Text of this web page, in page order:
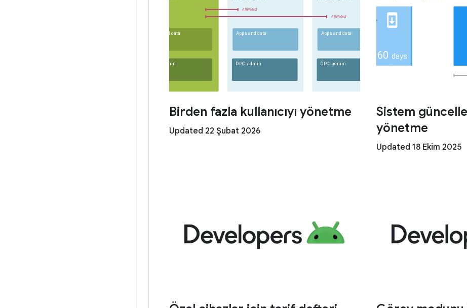
Birden fazla kullanıcıyı yönetme
Updated 22 Şubat 2026
Sistem
yönetme
Updated 18 Ekim 2025